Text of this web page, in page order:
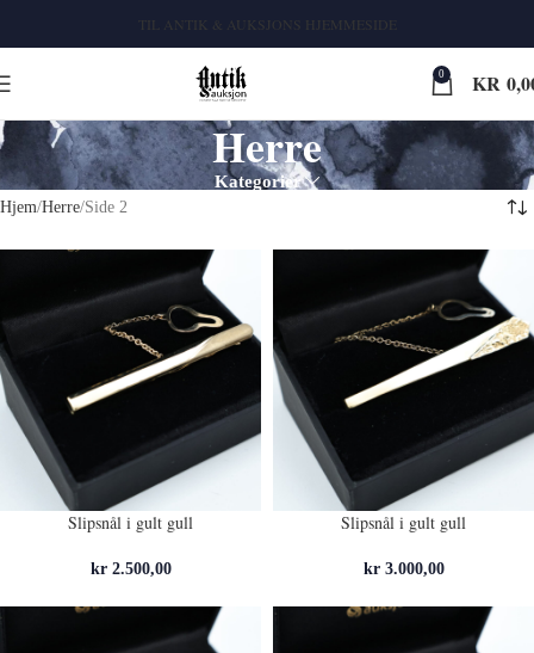
TIL ANTIK & AUKSJONS HJEMMESIDE
0 KR
Herre
Kategorier
Hjem Herre Side 2
Slipsnål i gult gull
kr2.500,00
Slipsnål i gult gull
kr3.000,00